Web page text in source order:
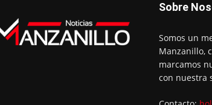
Sobre
Somos un
Manzanillo,
marcamos
con nuestra